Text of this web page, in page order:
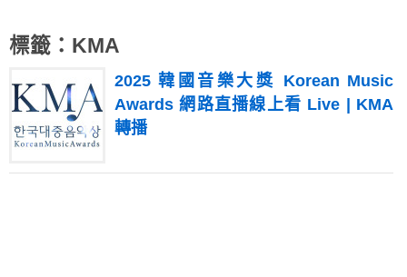
標籤：KMA
2025 韓國音樂大獎 Korean Music
Awards 網路直播線上看 Live | KMA
轉播